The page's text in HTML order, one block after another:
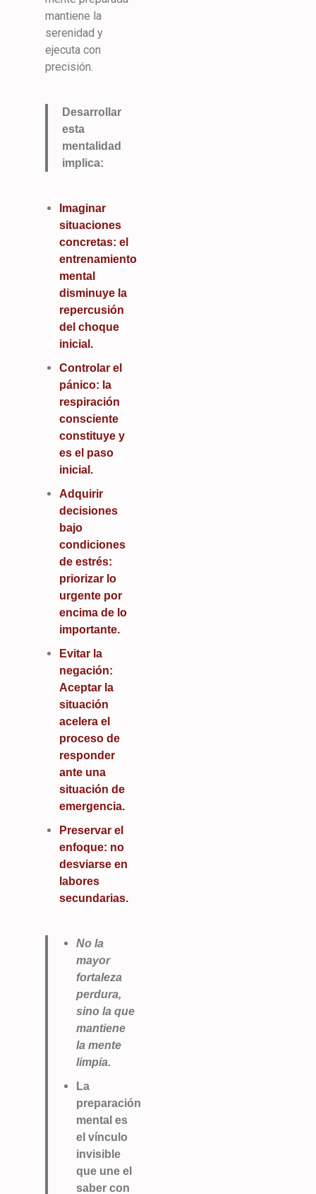
mantiene la
serenidad y
ejecuta con
precisión.
Desarrollar
esta
mentalidad
implica:
Imaginar
situaciones
concretas: el
entrenamiento
mental
disminuye la
repercusión
del choque
inicial.
Controlar el
pánico: la
respiración
consciente
constituye y
es el paso
inicial.
Adquirir
decisiones
bajo
condiciones
de estrés:
priorizar lo
urgente por
encima de lo
importante.
Evitar la
negación:
Aceptar la
situación
acelera el
proceso de
responder
ante una
situación de
emergencia.
Preservar el
enfoque: no
desviarse en
labores
secundarias.
No la
mayor
fortaleza
perdura,
sino la que
mantiene
la mente
limpia.
La
preparación
mental es
el vínculo
invisible
que une el
saber con